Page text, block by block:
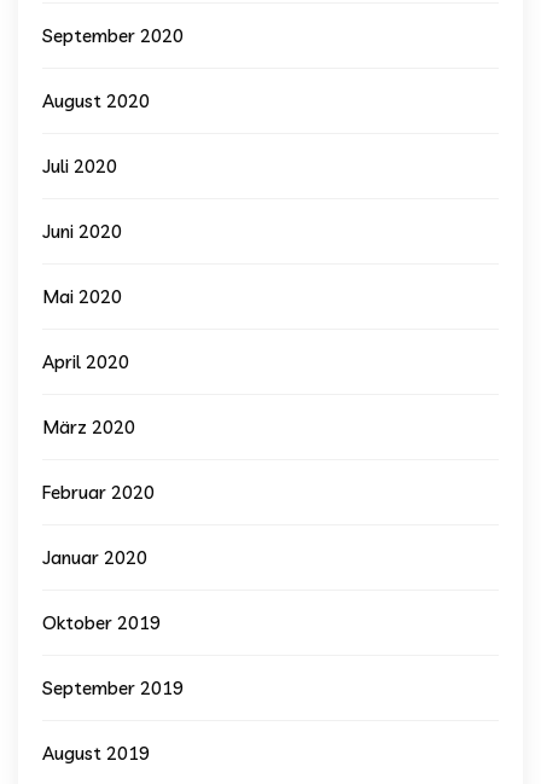
September 2020
August 2020
Juli 2020
Juni 2020
Mai 2020
April 2020
März 2020
Februar 2020
Januar 2020
Oktober 2019
September 2019
August 2019